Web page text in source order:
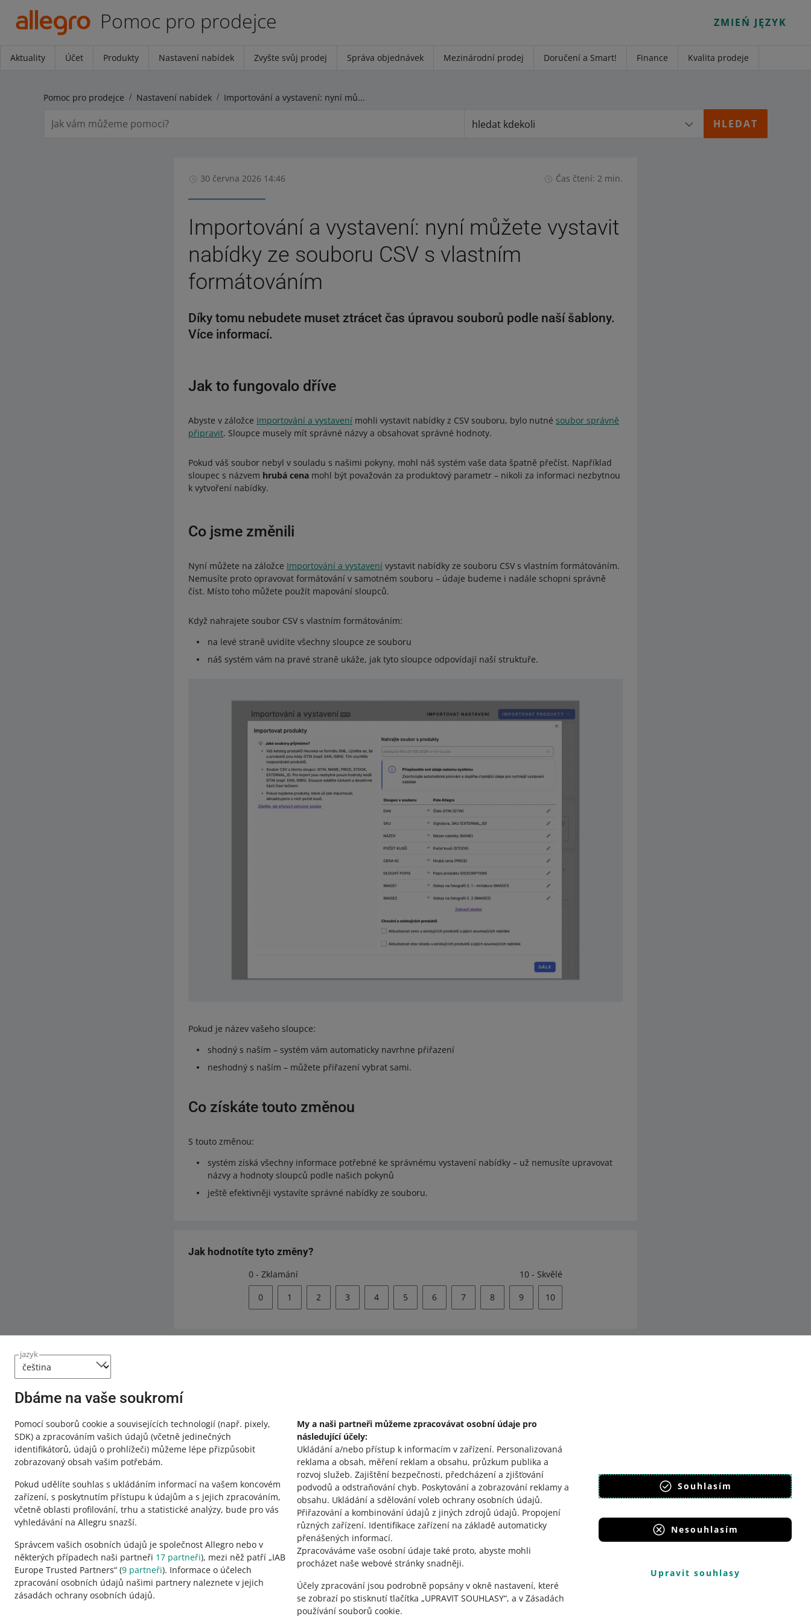
jazyk
Dbáme na vaše soukromí
Pomocí souborů cookie a souvisejících technologií (např. pixely,
SDK) a zpracováním vašich údajů (včetně jedinečných
identifikátorů, údajů o prohlížeči) můžeme lépe přizpůsobit
zobrazovaný obsah vašim potřebám.
Pokud udělíte souhlas s ukládáním informací na vašem koncovém
zařízení, s poskytnutím přístupu k údajům a s jejich zpracováním,
včetně oblasti profilování, trhu a statistické analýzy, bude pro vás
vyhledávání na Allegru snazší.
Správcem vašich osobních údajů je společnost Allegro nebo v
některých případech naši partneři 17 partneři), mezi něž patří „IAB
Europe Trusted Partners“ (9 partneři). Informace o účelech
zpracování osobních údajů našimi partnery naleznete v jejich
zásadách ochrany osobních údajů.
My a naši partneři můžeme zpracovávat osobní údaje pro
následující účely:
Ukládání a/nebo přístup k informacím v zařízení. Personalizovaná
reklama a obsah, měření reklam a obsahu, průzkum publika a
rozvoj služeb. Zajištění bezpečnosti, předcházení a zjišťování
podvodů a odstraňování chyb. Poskytování a zobrazování reklamy a
obsahu. Ukládání a sdělování voleb ochrany osobních údajů.
Přiřazování a kombinování údajů z jiných zdrojů údajů. Propojení
různých zařízení. Identifikace zařízení na základě automaticky
přenášených informací.
Zpracováváme vaše osobní údaje také proto, abyste mohli
procházet naše webové stránky snadněji.
Účely zpracování jsou podrobně popsány v okně nastavení, které
se zobrazí po stisknutí tlačítka „UPRAVIT SOUHLASY“, a v Zásadách
používání souborů cookie.
Souhlasím
Nesouhlasím
Upravit souhlasy
Pomoc pro prodejce ZMIEŃ JĘZYK
Aktuality Účet Produkty Nastavení nabídek Zvyšte svůj prodej Správa objednávek Mezinárodní prodej Doručení a Smart! Finance Kvalita prodeje
Pomoc pro prodejce Nastavení nabídek Importování a vystavení: nyní můžete vystavit nabídky ze souboru CSV s vlastním formátováním
hledat kdekoli
30 června 2026 14:46 Čas čtení: 2 min.
Importování a vystavení: nyní můžete vystavit
nabídky ze souboru CSV s vlastním
formátováním
Díky tomu nebudete muset ztrácet čas úpravou souborů podle naší šablony.
Více informací.
Jak to fungovalo dříve
Abyste v záložce Importování a vystavení mohli vystavit nabídky z CSV souboru, bylo nutné soubor správně
připravit. Sloupce musely mít správné názvy a obsahovat správné hodnoty.
Pokud váš soubor nebyl v souladu s našimi pokyny, mohl náš systém vaše data špatně přečíst. Například
sloupec s názvem hrubá cena mohl být považován za produktový parametr – nikoli za informaci nezbytnou
k vytvoření nabídky.
Co jsme změnili
Nyní můžete na záložce Importování a vystavení vystavit nabídky ze souboru CSV s vlastním formátováním.
Nemusíte proto opravovat formátování v samotném souboru – údaje budeme i nadále schopni správně
číst. Místo toho můžete použít mapování sloupců.
Když nahrajete soubor CSV s vlastním formátováním:
na levé straně uvidíte všechny sloupce ze souboru
náš systém vám na pravé straně ukáže, jak tyto sloupce odpovídají naší struktuře.
Pokud je název vašeho sloupce:
shodný s naším – systém vám automaticky navrhne přiřazení
neshodný s naším – můžete přiřazení vybrat sami.
Co získáte touto změnou
S touto změnou:
systém získá všechny informace potřebné ke správnému vystavení nabídky – už nemusíte upravovat
názvy a hodnoty sloupců podle našich pokynů
ještě efektivněji vystavíte správné nabídky ze souboru.
Jak hodnotíte tyto změny?
0 - Zklamání 10 - Skvělé
0 1 2 3 4 5 6 7 8 9 10
Tato stránka je dostupná i v jiných jazycích
vzhled: světlý motiv